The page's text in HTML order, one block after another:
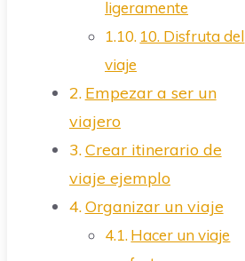
ligeramente
10. Disfruta del
viaje
Empezar a ser un
viajero
Crear itinerario de
viaje ejemplo
Organizar un viaje
Hacer un viaje